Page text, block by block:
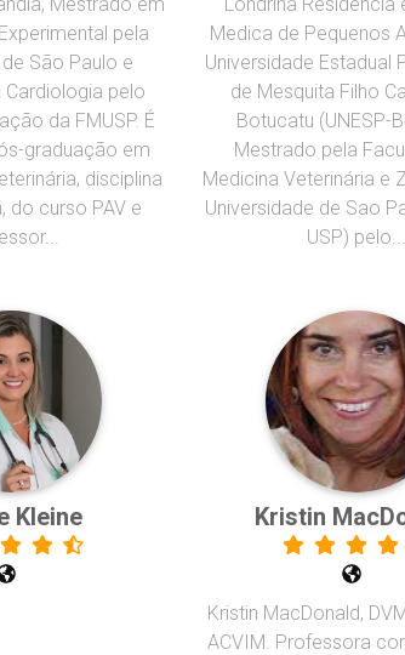
pela
São Paulo e
pelo
da FMUSP. É
graduação em
disciplina
do curso PAV e
Medica de Pequenos
Universidade Estadual
de Mesquita Filho
Botucatu (UNESP-
Mestrado pela
Medicina Veterinária e
Universidade de Sao
USP) pelo...
Kleine Kristin
Kristin MacDonald,
ACVIM. Professora